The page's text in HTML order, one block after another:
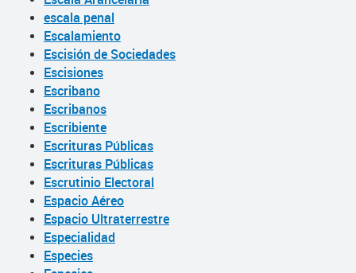
escala penal
Escalamiento
Escisión de Sociedades
Escisiones
Escribano
Escribanos
Escribiente
Escrituras Públicas
Escrituras Públicas
Escrutinio Electoral
Espacio Aéreo
Espacio Ultraterrestre
Especialidad
Especies